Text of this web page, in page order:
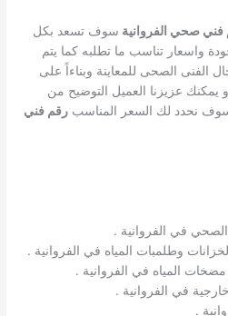
فني صحي الفروانية سوف تسعد بكل
واسعار تناسب ما تطلبه كما يتم
الصحى للمعاينة وبناءاً على
يمكنك عزيزنا العميل التوضيح من
نحدد لك السعر المناسبرقم فني
في الفروانية .
وطلمبات المياه في الفروانية .
المياه في الفروانية .
في الفروانية .
.